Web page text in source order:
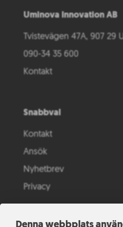
Denna webbplats
Uminova Innovation AB
Tvistevägen 47A, 907 29
090-34 35 600
Kontakt
Snabbval
Kontakt
Ansök
Nyhetbrev
Privacy